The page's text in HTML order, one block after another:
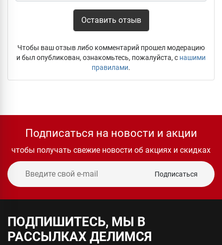
Оставить отзыв
Чтобы ваш отзыв либо комментарий прошел модерацию
и был опубликован, ознакомьтесь, пожалуйста, с нашими
правилами.
Подписаться на новости и акции
чтобы получать свежие новости об акциях и скидках
Подписаться
ПОДПИШИТЕСЬ, МЫ В
РАССЫЛКАХ ДЕЛИМСЯ